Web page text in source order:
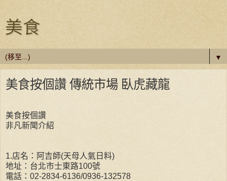
美食
▼
美食按個讚 傳統市場 臥虎藏龍
美食按個讚
非凡新聞介紹
1.店名：阿吉師(天母人氣日料)
地址：台北市士東路100號
電話：02-2834-6136/0936-132578